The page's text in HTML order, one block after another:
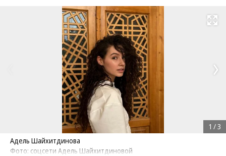
Развернуть
Адель Шайхитдинова
Фото: соцсети Адель Шайхитдиновой
1 /3